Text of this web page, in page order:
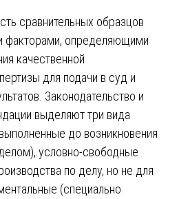
сравнительных образцов
факторами, определяющими
качественной
для подачи в суд и
Законодательство и
выделяют три вида
до возникновения
условно-свободные
по делу, но не для
(специально